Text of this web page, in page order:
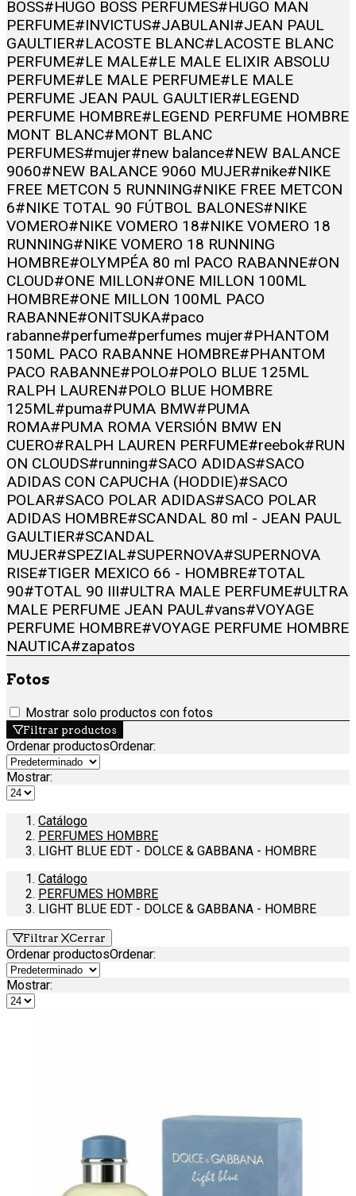
BOSS#HUGO BOSS PERFUMES#HUGO MAN
PERFUME#INVICTUS#JABULANI#JEAN PAUL
GAULTIER#LACOSTE BLANC#LACOSTE BLANC
PERFUME#LE MALE#LE MALE ELIXIR ABSOLU
PERFUME#LE MALE PERFUME#LE MALE
PERFUME JEAN PAUL GAULTIER#LEGEND
PERFUME HOMBRE#LEGEND PERFUME HOMBRE
MONT BLANC#MONT BLANC
PERFUMES#mujer#new balance#NEW BALANCE
9060#NEW BALANCE 9060 MUJER#nike#NIKE
FREE METCON 5 RUNNING#NIKE FREE METCON
6#NIKE TOTAL 90 FÚTBOL BALONES#NIKE
VOMERO#NIKE VOMERO 18#NIKE VOMERO 18
RUNNING#NIKE VOMERO 18 RUNNING
HOMBRE#OLYMPÉA 80 ml PACO RABANNE#ON
CLOUD#ONE MILLON#ONE MILLON 100ML
HOMBRE#ONE MILLON 100ML PACO
RABANNE#ONITSUKA#paco
rabanne#perfume#perfumes mujer#PHANTOM
150ML PACO RABANNE HOMBRE#PHANTOM
PACO RABANNE#POLO#POLO BLUE 125ML
RALPH LAUREN#POLO BLUE HOMBRE
125ML#puma#PUMA BMW#PUMA
ROMA#PUMA ROMA VERSIÓN BMW EN
CUERO#RALPH LAUREN PERFUME#reebok#RUN
ON CLOUDS#running#SACO ADIDAS#SACO
ADIDAS CON CAPUCHA (HODDIE)#SACO
POLAR#SACO POLAR ADIDAS#SACO POLAR
ADIDAS HOMBRE#SCANDAL 80 ml - JEAN PAUL
GAULTIER#SCANDAL
MUJER#SPEZIAL#SUPERNOVA#SUPERNOVA
RISE#TIGER MEXICO 66 - HOMBRE#TOTAL
90#TOTAL 90 III#ULTRA MALE PERFUME#ULTRA
MALE PERFUME JEAN PAUL#vans#VOYAGE
PERFUME HOMBRE#VOYAGE PERFUME HOMBRE
NAUTICA#zapatos
Fotos
Mostrar solo productos con fotos
Filtrar productos
Ordenar productosOrdenar:
Mostrar:
Catálogo
PERFUMES HOMBRE
LIGHT BLUE EDT - DOLCE & GABBANA - HOMBRE
Catálogo
PERFUMES HOMBRE
LIGHT BLUE EDT - DOLCE & GABBANA - HOMBRE
Filtrar Cerrar
Ordenar productosOrdenar:
Mostrar: